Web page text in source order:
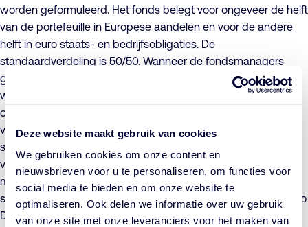
Deze website maakt gebruik van cookies
We gebruiken cookies om onze content en
nieuwsbrieven voor u te personaliseren, om functies voor
social media te bieden en om onze website te
optimaliseren. Ook delen we informatie over uw gebruik
van onze site met onze leveranciers voor het maken van
worden geformuleerd. Het fonds belegt voor ongeveer de helft
van de portefeuille in Europese aandelen en voor de andere
helft in euro staats- en bedrijfsobligaties. De
standaardverdeling is 50/50. Wanneer de fondsmanagers
goede verwachtingen hebben voor aandelen, kunnen ze de
weging aanpassen naar maximaal 55%. Ditzelfde geldt voor
obligaties. De koersen van aandelen en obligaties bewegen
vaak tegengesteld waardoor de belegger profiteert van een
stabieler rendement. Het beleggingsdoel is om binnen een
vastgesteld risicokader, een rendement te behalen dat ten
minste gelijk is aan dat van de benchmark. De beheerder
selecteert aandelen en obligaties waarin conform het Cardano
Duurzaam Beleggingsbeleid belegd mag worden.